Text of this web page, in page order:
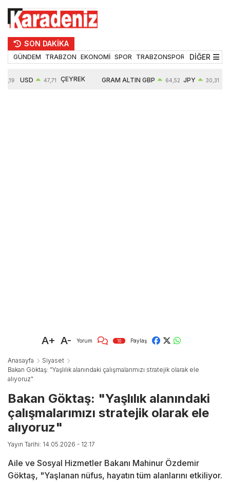
SON DAKİKA
GÜNDEM TRABZON EKONOMİ SPOR TRABZONSPOR TEKNOLOJİ
DİĞER
USD 47,71 ÇEYREK GRAM ALTIN GBP 64,52 JPY 30,31
A+ A- Yorum 10 Paylaş
Anasayfa
Siyaset
Bakan Göktaş: "Yaşlılık alanındaki çalışmalarımızı stratejik olarak ele
alıyoruz"
Bakan Göktaş: "Yaşlılık alanındaki
çalışmalarımızı stratejik olarak ele
alıyoruz"
Yayın Tarihi: 14.05.2026 - 12:17
Aile ve Sosyal Hizmetler Bakanı Mahinur Özdemir
Göktaş, "Yaşlanan nüfus, hayatın tüm alanlarını etkiliyor.